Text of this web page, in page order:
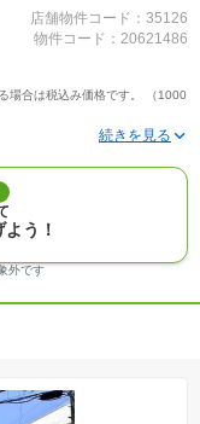
店舗物件コード：35126
物件コード：20621486
場合は税込み価格です。 （1000
ている家具や車などは、特にコ
情報です。
少異なることがあります。
の場合、今回販売の物件と異な
。
い項目もあります。
。
土地購入者の設計プランの参考
う！
外です